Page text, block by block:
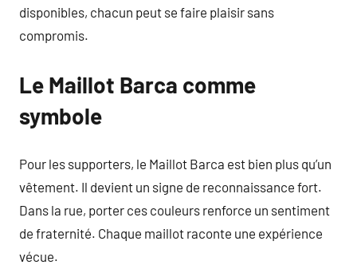
disponibles, chacun peut se faire plaisir sans
compromis.
Le Maillot Barca comme
symbole
Pour les supporters, le Maillot Barca est bien plus qu’un
vêtement. Il devient un signe de reconnaissance fort.
Dans la rue, porter ces couleurs renforce un sentiment
de fraternité. Chaque maillot raconte une expérience
vécue.